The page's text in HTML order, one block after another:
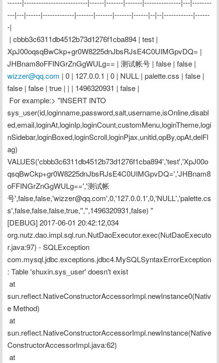
---|---|------|-------------|-------|-------|-------|------|--|--|------------|------
-|
XpJ00oqsqBwCkp+gr0W8225dnJbsRJsE4C0UIMGpvDQ= |
wizzer@qq.com | 0 | 127.0.0.1 | 0 | NULL | palette.css | false |
false | false | true | | | 1496320931 | false |
sys_user(id,loginname,password,salt,username,isOnline,disabl
ed,email,loginAt,loginIp,loginCount,customMenu,loginTheme,logi
nSidebar,loginBoxed,loginScroll,loginPjax,unitid,opBy,opAt,delFl
ag)
VALUES('cbbb3c6311db4512b73d1276f1cba894','test','XpJ00o
qsqBwCkp+gr0W8225dnJbsRJsE4C0UIMGpvDQ=','JHBnam8
oFFINGrZnGgWULg==','测试帐
号',false,false,'wizzer@qq.com',0,'127.0.0.1',0,'NULL','palette.cs
s',false,false,false,true,'','',1496320931,false) "
[DEBUG] 2017-06-01 20:42:12,034
org.nutz.dao.impl.sql.run.NutDaoExecutor.exec(NutDaoExecuto
r.java:97) - SQLException
com.mysql.jdbc.exceptions.jdbc4.MySQLSyntaxErrorException
: Table 'shuxin.sys_user' doesn't exist
sun.reflect.NativeConstructorAccessorImpl.newInstance0(Nativ
e Method)
sun.reflect.NativeConstructorAccessorImpl.newInstance(Native
ConstructorAccessorImpl.java:62)